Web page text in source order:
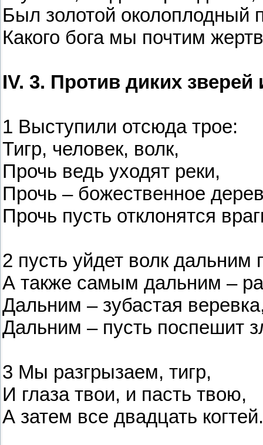
Был золотой околоплодный
Какого бога мы почтим
IV. 3. Против диких зверей
1 Выступили отсюда трое:
Тигр, человек, волк,
Прочь ведь уходят реки,
Прочь – божественное
Прочь пусть отклонятся
2 пусть уйдет волк дальним
А также самым дальним –
Дальним – зубастая
Дальним – пусть поспешит
3 Мы разгрызаем, тигр,
И глаза твои, и пасть твою,
А затем все двадцать когтей.